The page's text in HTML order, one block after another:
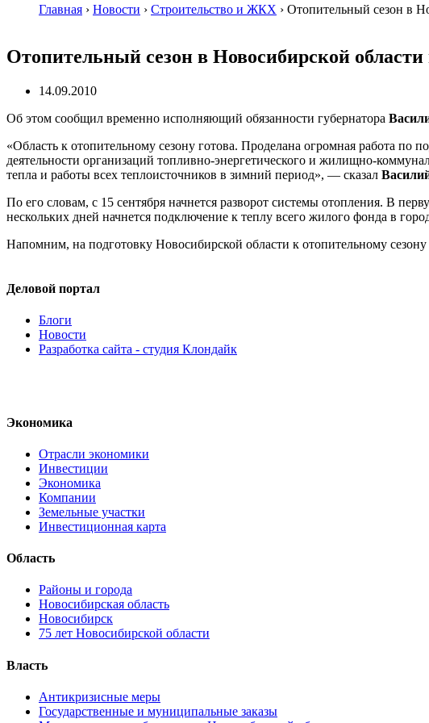
Главная › Новости › Строительство и ЖКХ › Отопительный сезон в
Отопительный сезон в Новосибирской области
14.09.2010
Об этом сообщил временно исполняющий обязанности губернатора
«Область к отопительному сезону готова. Проделана огромная работа
деятельности организаций топливно-энергетического и жилищно-
тепла и работы всех теплоисточников в зимний период», — сказал
По его словам, с 15 сентября начнется разворот системы отопления. В
нескольких дней начнется подключение к теплу всего жилого фонда в
Напомним, на подготовку Новосибирской области к отопительному
Деловой портал
Блоги
Новости
Разработка сайта - студия Клондайк
Экономика
Отрасли экономики
Инвестиции
Экономика
Компании
Земельные участки
Инвестиционная карта
Область
Районы и города
Новосибирская область
Новосибирск
75 лет Новосибирской области
Власть
Антикризисные меры
Государственные и муниципальные заказы